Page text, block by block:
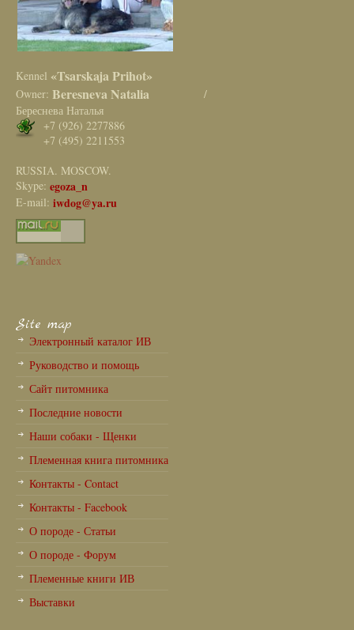
Kennel «Tsarskaja Prihot»
Owner: Beresneva Natalia /
Береснева Наталья
+7 (926) 2277886
+7 (495) 2211553
RUSSIA. MOSCOW.
Skype: egoza_n
E-mail: iwdog@ya.ru
Site map
Электронный каталог ИВ
Руководство и помощь
Сайт питомника
Последние новости
Наши собаки - Щенки
Племенная книга питомника
Контакты - Contact
Контакты - Facebook
О породе - Статьи
О породе - Форум
Племенные книги ИВ
Выставки